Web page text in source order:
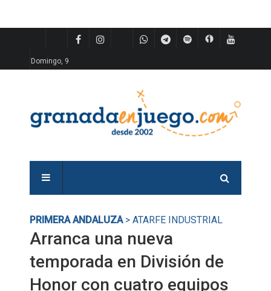
Domingo, 9
PRIMERA ANDALUZA> ATARFE INDUSTRIAL
Arranca una nueva
temporada en División de
Honor con cuatro equipos